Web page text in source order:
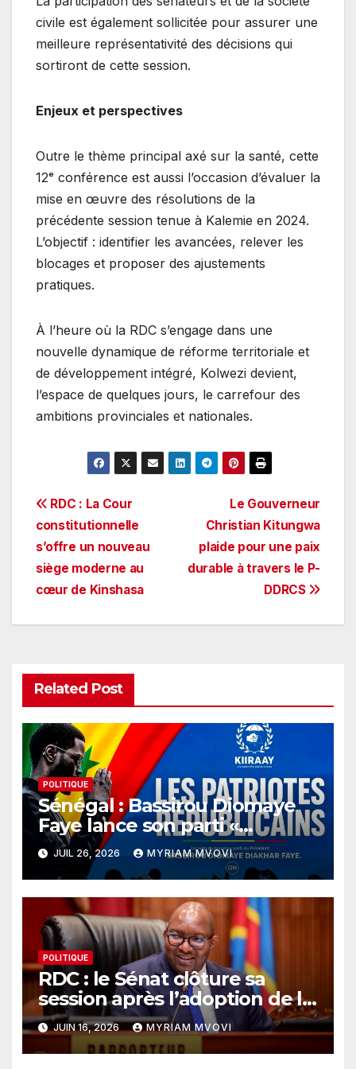
civile est également sollicitée pour assurer une
meilleure représentativité des décisions qui
sortiront de cette session.
Enjeux et perspectives
Outre le thème principal axé sur la santé, cette
12ᵉ conférence est aussi l’occasion d’évaluer la
mise en œuvre des résolutions de la
précédente session tenue à Kalemie en 2024.
L’objectif : identifier les avancées, relever les
blocages et proposer des ajustements
pratiques.
À l’heure où la RDC s’engage dans une
nouvelle dynamique de réforme territoriale et
de développement intégré, Kolwezi devient,
l’espace de quelques jours, le carrefour des
ambitions provinciales et nationales.
Navigation
de
l’article
Le Gouverneur
Christian Kitungwa
plaide pour une paix
durable à travers le P-
DDRCS
RDC : La Cour
constitutionnelle
s’offre un nouveau
siège moderne au
cœur de Kinshasa
Related Post
POLITIQUE
Sénégal : Bassirou Diomaye
Faye lance son parti «
KIIRAAY » et officialise sa
rupture avec le PASTEF
JUIL 26, 2026 MYRIAM MVOVI
POLITIQUE
RDC : le Sénat clôture sa
session après l’adoption de la
loi sur le référendum
JUIN 16, 2026 MYRIAM MVOVI